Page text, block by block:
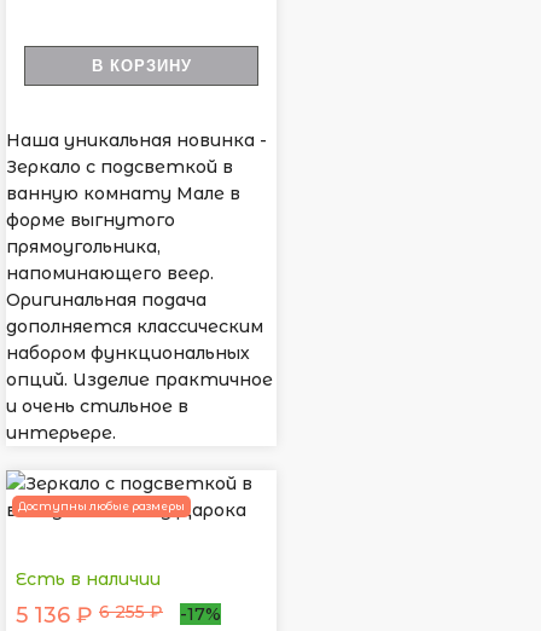
В КОРЗИНУ
Наша уникальная новинка -
Зеркало с подсветкой в
ванную комнату Мале в
форме выгнутого
прямоугольника,
напоминающего веер.
Оригинальная подача
дополняется классическим
набором функциональных
опций. Изделие практичное
и очень стильное в
интерьере.
Доступны любые размеры
Есть в наличии
5 136 ₽ 6 255 ₽
-17%